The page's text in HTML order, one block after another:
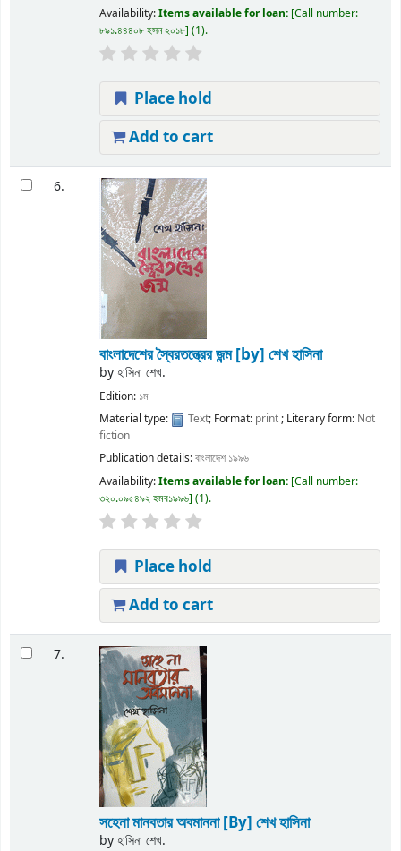
Availability:Items available for loan: Call number:
৮৯১.৪৪৪০৮ হসন ২০১৮ (1).
Place hold
Add to cart
6.
বাংলাদেশের স্বৈরতন্ত্রের জন্ম[by] শেখ হাসিনা
byহাসিনা শেখ.
Edition: ১ম
Material type:
Text; Format: print; Literary form: Not
fiction
Publication details:বাংলাদেশ ১৯৯৬
Availability:Items available for loan: Call number:
৩২০.০৯৫৪৯২ হমব১৯৯৬ (1).
Place hold
Add to cart
7.
সহেনা মানবতার অবমাননা[By] শেখ হাসিনা
byহাসিনা শেখ.